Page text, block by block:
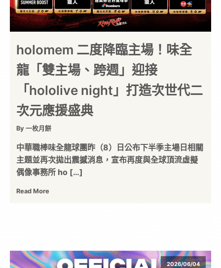
holomem 二度降臨主場！味全
龍「雙主場、跨週」迎接
「hololive night」打造次世代二
次元應援盛典
By 一枚月餅
中華職棒味全龍球團昨（8）日公布下半季主場日相關
主題並再次拋出震撼消息，宣布再度與全球頂流虛擬
偶像事務所 ho […]
Read More
2026/06/04